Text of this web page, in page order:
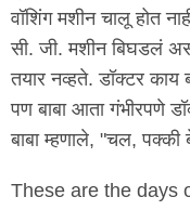
वॉशिंग मशीन चालू होत
सी. जी. मशीन बिघडलं
तयार नव्हते. डॉक्टर
पण बाबा आता गंभीरपणे
बाबा म्हणाले, "चल,
These are the days